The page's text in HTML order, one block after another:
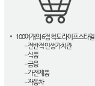
100여개의 6점 척도 라이프스타일
- 전반적 인생가치관
- 식품
- 금융
- 가전제품
- 자동차